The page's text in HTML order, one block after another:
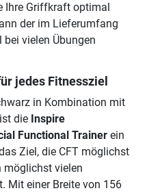
Ihre Griffkraft optimal
der im Lieferumfang
vielen Übungen
jedes Fitnessziel
in Kombination mit
die Inspire
Functional Trainer ein
Ziel, die CFT möglichst
möglichst vielen
Mit einer Breite von 156